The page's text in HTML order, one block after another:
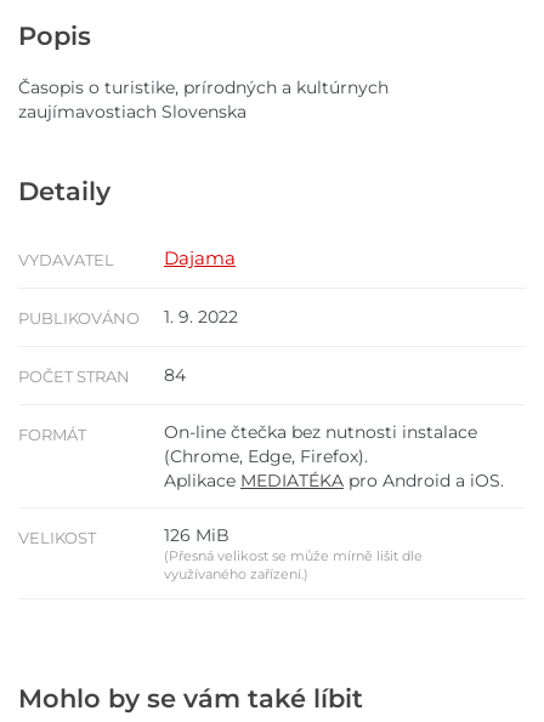
Popis
Časopis o turistike, prírodných a kultúrnych
zaujímavostiach Slovenska
Detaily
VYDAVATEL Dajama
PUBLIKOVÁNO 1. 9. 2022
POČET STRAN 84
FORMÁT
On-line čtečka bez nutnosti instalace
(Chrome, Edge, Firefox).
Aplikace MEDIATÉKA pro Android a iOS.
VELIKOST 126 MiB
(Přesná velikost se může mírně lišit dle
využívaného zařízení.)
Mohlo by se vám také líbit